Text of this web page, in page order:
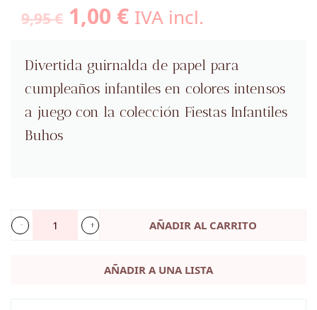
9,95€ El
precio
original
era:
9,95 €.
1,00 €El
actual
es:
1,00 €.
IVA incl.
Divertida guirnalda de papel para
cumpleaños infantiles en colores intensos
a juego con la colección Fiestas Infantiles
Buhos
Guirnalda
Birthday
AÑADIR AL CARRITO
AÑADIR A UNA LISTA